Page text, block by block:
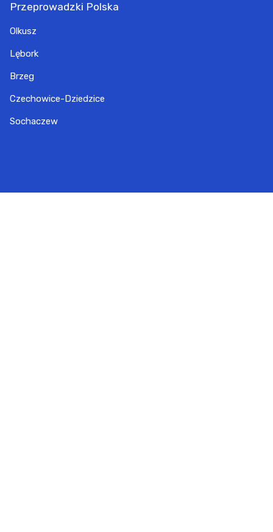
Przeprowadzki Polska
Olkusz
Lębork
Brzeg
Czechowice-Dziedzice
Sochaczew